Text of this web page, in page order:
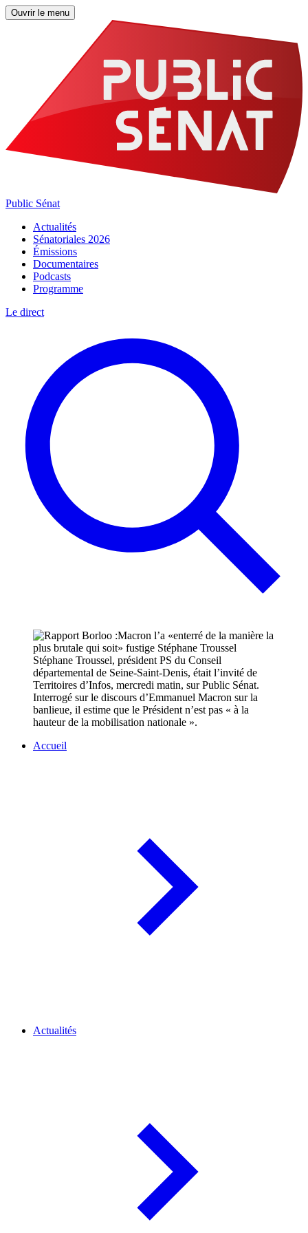
Ouvrir le menu
Public Sénat
Actualités
Sénatoriales 2026
Émissions
Documentaires
Podcasts
Programme
Le direct
Stéphane Troussel, président PS du Conseil
départemental de Seine-Saint-Denis, était l’invité de
Territoires d’Infos, mercredi matin, sur Public Sénat.
Interrogé sur le discours d’Emmanuel Macron sur la
banlieue, il estime que le Président n’est pas « à la
hauteur de la mobilisation nationale ».
Accueil
Actualités